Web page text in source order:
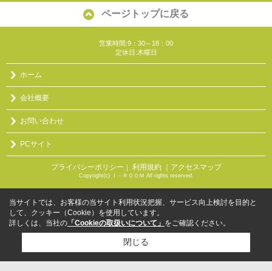
ページトップに戻る
営業時間:9：30～18：00
定休日:木曜日
ホーム
会社概要
お問い合わせ
PCサイト
プライバシーポリシー ｜ 利用規約 ｜アクセスマップ
Copyright(c) Ｉ－ＲＯＯＭ All rights reserved.
当サイトでは、お客様の当サイト利用状況把握、サービス向上検討を目的と
して、クッキー（Cookie）を使用しています。
詳しくは、当社の 「Cookieの取扱いについて」 をご確認ください。
閉じる